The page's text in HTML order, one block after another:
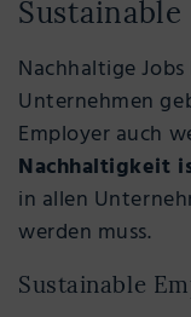
Nachhaltige
Unternehmen
Employer auch
Nachhaltigkeit
in allen
werden muss.
Sustainable